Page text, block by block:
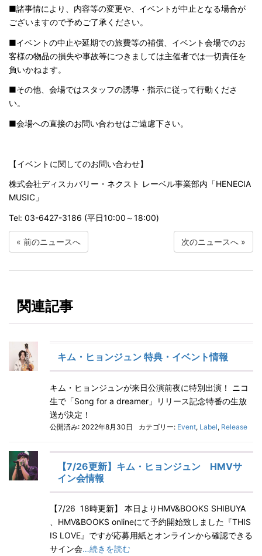
■諸事情により、内容等の変更や、イベントが中止となる場合が
ございますので予めご了承ください。
■イベントの中止や延期での旅費等の補償、イベント会場でのお
客様の物品の損失や事故等につきましては主催者では一切責任を
負いかねます。
■その他、会場ではスタッフの誘導・指示に従って行動くださ
い。
■会場への直接のお問い合わせはご遠慮下さい。
【イベントに関してのお問い合わせ】
株式会社ディスカバリー・ネクスト レーベル事業部内「HENECIA
MUSIC」
Tel: 03-6427-3186 (平日10:00～18:00)
« 前のニュースへ 次のニュースへ »
関連記事
キム・ヒョンジュン 特典・イベント情報
キム・ヒョンジュンが来日公演前夜に特別出演！ ニコ
生で「Song for a dreamer」リリース記念特番の生放
送が決定！
公開済み: 2022年8月30日 カテゴリー: Event, Label, Release
【7/26更新】キム・ヒョンジュン HMVサ
イン会情報
【7/26 18時更新】 本日よりHMV&BOOKS SHIBUYA
、HMV&BOOKS onlineにて予約開始致しました『THIS
IS LOVE』ですが応募用紙とオンラインから確認できる
サイン会…続きを読む